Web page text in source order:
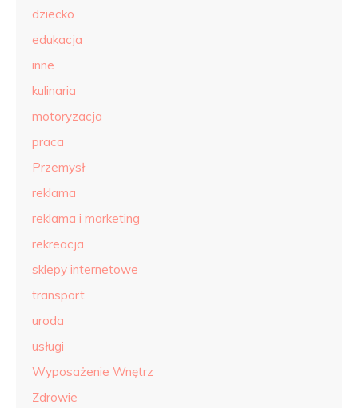
dziecko
edukacja
inne
kulinaria
motoryzacja
praca
Przemysł
reklama
reklama i marketing
rekreacja
sklepy internetowe
transport
uroda
usługi
Wyposażenie Wnętrz
Zdrowie